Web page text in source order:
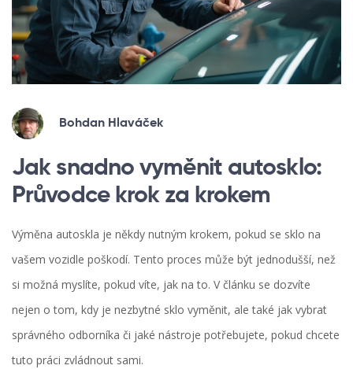
Bohdan Hlaváček
Jak snadno vyměnit autosklo:
Průvodce krok za krokem
Výměna autoskla je někdy nutným krokem, pokud se sklo na
vašem vozidle poškodí. Tento proces může být jednodušší, než
si možná myslíte, pokud víte, jak na to. V článku se dozvíte
nejen o tom, kdy je nezbytné sklo vyměnit, ale také jak vybrat
správného odborníka či jaké nástroje potřebujete, pokud chcete
tuto práci zvládnout sami.